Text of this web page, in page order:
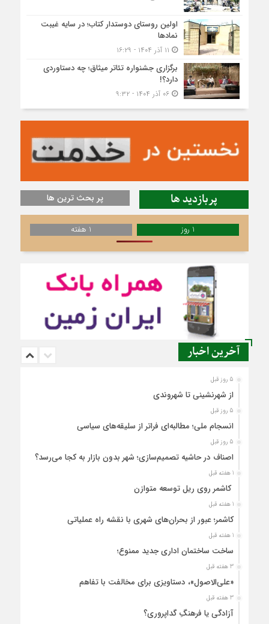
اولین روستای دوستدار کتاب؛ در سایه غیبت
نمادها
برگزاری جشنواره تئاتر میثاق؛ چه دستاوردی
دارد؟!
۰۶ آذر ۱۴۰۴ - ۹:۳۲
پربازدید ها پر بحث ترین ها
1 روز 1 هفته
آخرین اخبار
5 روز قبل
از شهرنشینی تا شهروندی
5 روز قبل
انسجام ملی؛ مطالبه‌ای فراتر از سلیقه‌های سیاسی
5 روز قبل
اصناف در حاشیه تصمیم‌سازی؛ شهر بدون بازار به کجا می‌رسد؟
1 هفته قبل
کاشمر روی ریل توسعه متوازن
1 هفته قبل
کاشمر؛ عبور از بحران‌های شهری با نقشه راه عملیاتی
1 هفته قبل
ساخت ساختمان اداری جدید ممنوع؛
3 هفته قبل
«علی‌الاصول»، دستاویزی برای مخالفت با تفاهم
3 هفته قبل
آزادگی یا فرهنگِ گداپروری؟